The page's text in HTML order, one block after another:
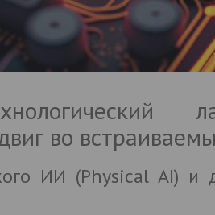
во
ИИ (Physical AI) и